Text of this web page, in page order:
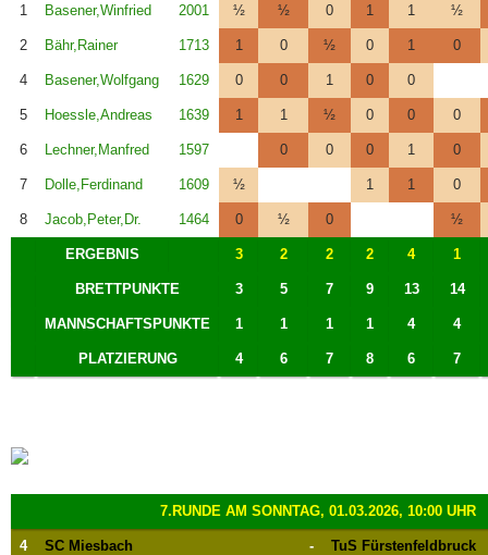
1 Basener,Winfried 2001 ½ ½ 0 1 1 ½
2 Bähr,Rainer 1713 1 0 ½ 0 1 0
4 Basener,Wolfgang 1629 0 0 1 0 0
5 Hoessle,Andreas 1639 1 1 ½ 0 0 0
6 Lechner,Manfred 1597 0 0 0 1 0
7 Dolle,Ferdinand 1609 ½ 1 1 0
8 Jacob,Peter,Dr. 1464 0 ½ 0 ½
ERGEBNIS 3 2 2 2 4 1
BRETTPUNKTE 3 5 7 9 13 14
MANNSCHAFTSPUNKTE 1 1 1 1 4 4
PLATZIERUNG 4 6 7 8 6 7
7.RUNDE AM SONNTAG, 01.03.2026, 10:00 UHR
4 SC Miesbach - TuS Fürstenfeldbruck